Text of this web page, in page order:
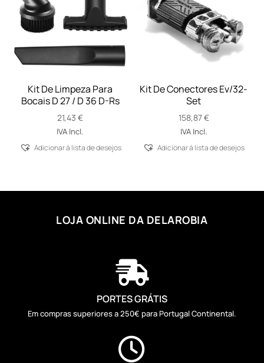
Kit De Limpeza Para
Bocais D 27 / D 36 D-Rs
21,43€
IVA Incl.
Adicionar á lista de desejos
Kit De Conectores Ev/32-
Set
158,87€
IVA Incl.
Adicionar á lista de desejos
LOJA ONLINE DA DELAROBIA

PORTES GRÁTIS
Em compras superiores a 250€ para Portugal Continental.
